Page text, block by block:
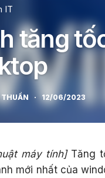
IT
tăng
THUẦN · 12/06/2023
máy tính]Tăng
mới nhất của